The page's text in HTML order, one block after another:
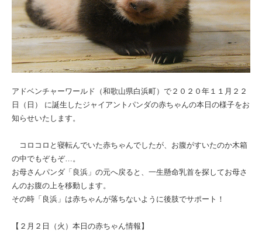
アドベンチャーワールド（和歌山県白浜町）で２０２０年１１月２２
日（日） に誕生したジャイアントパンダの赤ちゃんの本日の様子をお
知らせいたします。
コロコロと寝転んでいた赤ちゃんでしたが、お腹がすいたのか木箱
の中でもぞもぞ…。
お母さんパンダ「良浜」の元へ戻ると、一生懸命乳首を探してお母さ
んのお腹の上を移動します。
その時「良浜」は赤ちゃんが落ちないように後肢でサポート！
【２月２日（火）本日の赤ちゃん情報】